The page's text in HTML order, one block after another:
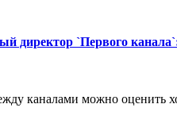
директор `Первого
каналами можно оценить